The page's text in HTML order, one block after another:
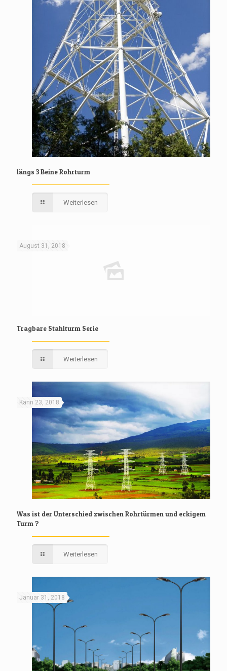
längs 3 Beine Rohrturm
Weiterlesen
August 31, 2018
Tragbare Stahlturm Serie
Weiterlesen
Kann 23, 2018
Was ist der Unterschied zwischen Rohrtürmen und eckigem
Turm ?
Weiterlesen
Januar 31, 2018